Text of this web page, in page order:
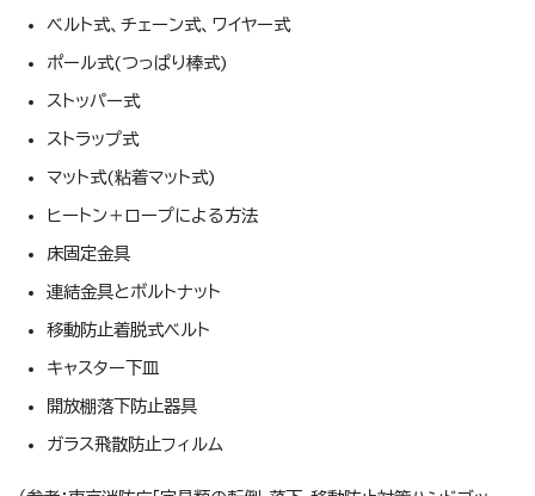
ベルト式、チェーン式、ワイヤー式
ポール式(つっぱり棒式)
ストッパー式
ストラップ式
マット式(粘着マット式)
ヒートン＋ロープによる方法
床固定金具
連結金具とボルトナット
移動防止着脱式ベルト
キャスター下皿
開放棚落下防止器具
ガラス飛散防止フィルム